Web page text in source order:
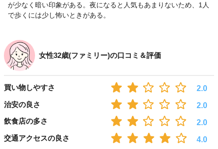
が少なく暗い印象がある。夜になると人気もあまりないため、1人
で歩くには少し怖いときがある。
女性32歳(ファミリー)の口コミ＆評価
買い物しやすさ
2.0
治安の良さ
2.0
飲食店の多さ
2.0
交通アクセスの良さ
4.0